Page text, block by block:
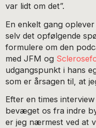
var lidt om det”.
En enkelt gang
selv det opfølgende
formulere om den
med JFM og
udgangspunkt i hans
som er årsagen til, at
Efter en times
bevæget os fra indre
er jeg nærmest ved at